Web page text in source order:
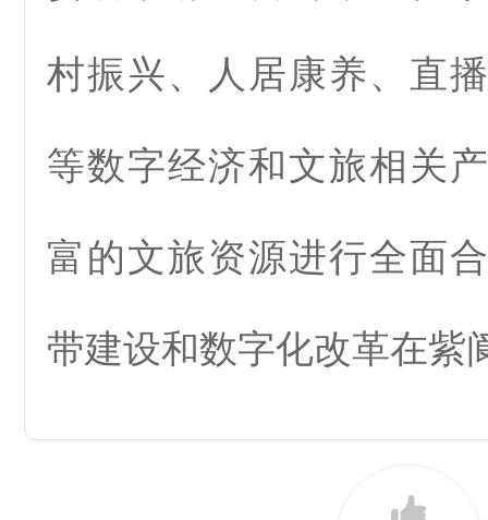
村振兴、人居康养、直
等数字经济和文旅相关
富的文旅资源进行全面
带建设和数字化改革在紫